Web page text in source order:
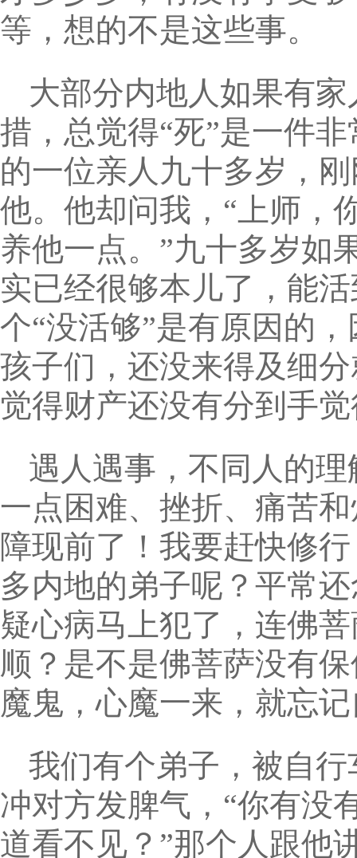
等，想的不是这些事。
大部分内地人如果有
措，总觉得“死”是一件
的一位亲人九十多岁，
他。他却问我，“上师，
养他一点。”九十多岁如
实已经很够本儿了，能
个“没活够”是有原因的
孩子们，还没来得及细
觉得财产还没有分到手
遇人遇事，不同人的
一点困难、挫折、痛苦
障现前了！我要赶快修
多内地的弟子呢？平常
疑心病马上犯了，连佛
顺？是不是佛菩萨没有
魔鬼，心魔一来，就忘
我们有个弟子，被自
冲对方发脾气，“你有没
道看不见？”那个人跟他